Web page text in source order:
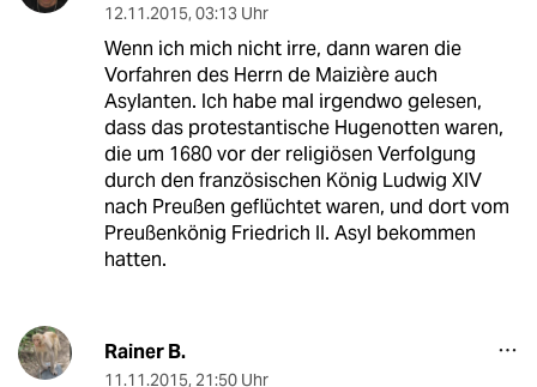
12.11.2015, 03:13 Uhr
Wenn ich mich nicht irre, dann waren die
Vorfahren des Herrn de Maizière auch
Asylanten. Ich habe mal irgendwo gelesen,
dass das protestantische Hugenotten waren,
die um 1680 vor der religiösen Verfolgung
durch den französischen König Ludwig XIV
nach Preußen geflüchtet waren, und dort vom
Preußenkönig Friedrich II. Asyl bekommen
hatten.
Rainer B.
11.11.2015, 21:50 Uhr